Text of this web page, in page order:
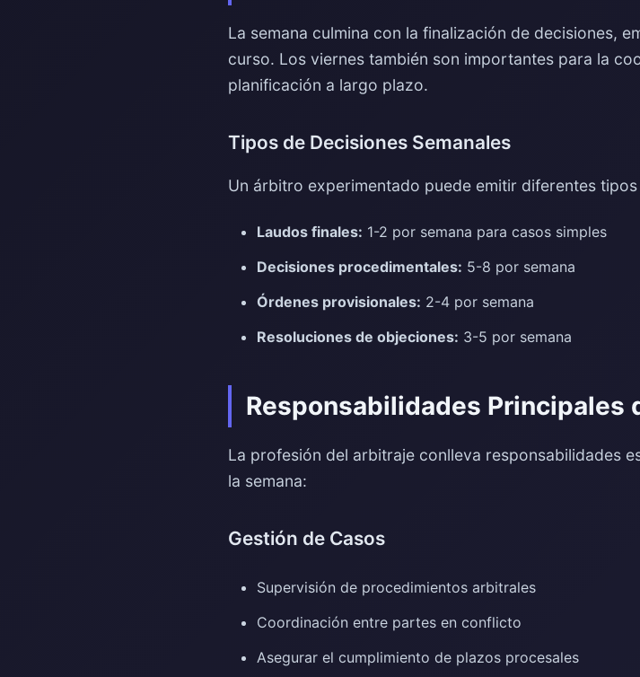
La semana culmina con la finalización de decisiones,
curso. Los viernes también son importantes para la
planificación a largo plazo.
Tipos de Decisiones Semanales
Un árbitro experimentado puede emitir diferentes
Laudos finales: 1-2 por semana para casos simples
Decisiones procedimentales: 5-8 por semana
Órdenes provisionales: 2-4 por semana
Resoluciones de objeciones: 3-5 por semana
Responsabilidades Principales
La profesión del arbitraje conlleva responsabilidades
la semana:
Gestión de Casos
Supervisión de procedimientos arbitrales
Coordinación entre partes en conflicto
Asegurar el cumplimiento de plazos procesales